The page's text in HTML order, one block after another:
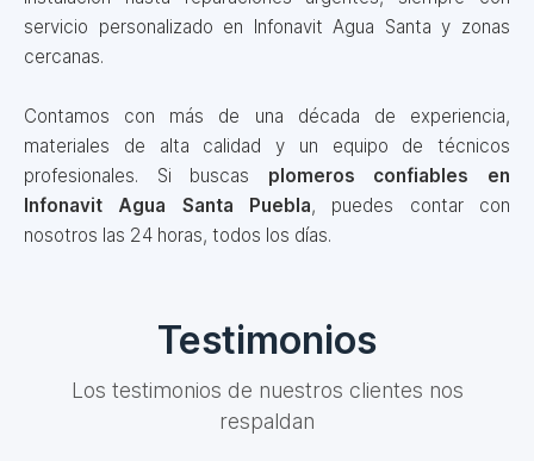
servicio personalizado en Infonavit Agua Santa y zonas
cercanas.
Contamos con más de una década de experiencia,
materiales de alta calidad y un equipo de técnicos
profesionales. Si buscas plomeros confiables en
Infonavit Agua Santa Puebla, puedes contar con
nosotros las 24 horas, todos los días.
Testimonios
Los testimonios de nuestros clientes nos
respaldan